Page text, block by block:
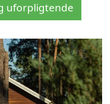
uforpligtende